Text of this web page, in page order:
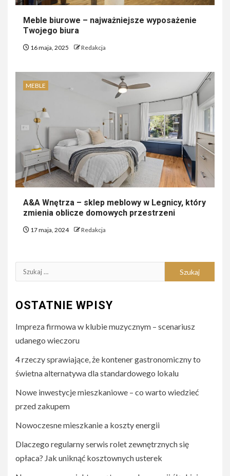
Meble biurowe – najważniejsze wyposażenie
Twojego biura
16 maja, 2025 Redakcja
MEBLE
A&A Wnętrza – sklep meblowy w Legnicy, który
zmienia oblicze domowych przestrzeni
17 maja, 2024 Redakcja
Szukaj:
OSTATNIE WPISY
Impreza firmowa w klubie muzycznym – scenariusz
udanego wieczoru
4 rzeczy sprawiające, że kontener gastronomiczny to
świetna alternatywa dla standardowego lokalu
Nowe inwestycje mieszkaniowe – co warto wiedzieć
przed zakupem
Nowoczesne mieszkanie a koszty energii
Dlaczego regularny serwis rolet zewnętrznych się
opłaca? Jak uniknąć kosztownych usterek